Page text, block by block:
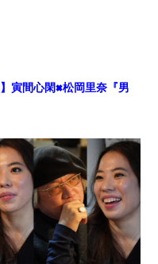
寅間心閑×松岡里奈『男